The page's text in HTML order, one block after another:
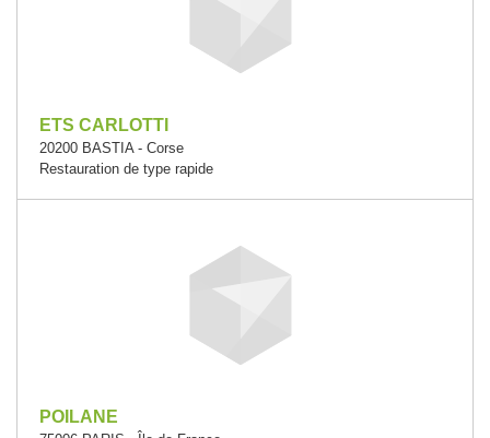
ETS CARLOTTI
20200 BASTIA - Corse
Restauration de type rapide
POILANE